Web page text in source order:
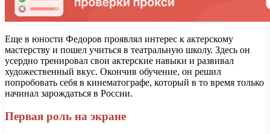
Еще в юности Федоров проявлял интерес к актерскому
мастерству и пошел учиться в театральную школу. Здесь он
усердно тренировал свои актерские навыки и развивал
художественный вкус. Окончив обучение, он решил
попробовать себя в кинематографе, который в то время только
начинал зарождаться в России.
Первая роль на экране